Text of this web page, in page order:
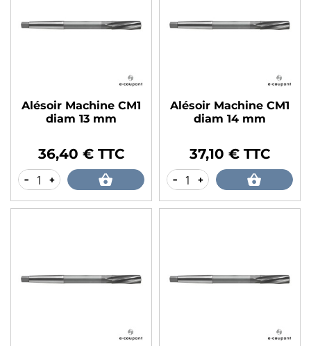
Alésoir Machine CM1
diam 13 mm
Prix36,40 € TTC
- +
Alésoir Machine CM1
diam 14 mm
37,10 € TTC
- +